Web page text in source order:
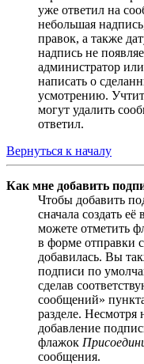
уже ответил на
небольшая
правок, а также
надпись не
администратор
написать о
усмотрению.
могут удалить
ответил.
Вернуться к началу
Как мне добавить
Чтобы добавить
сначала создать
можете отметить
в форме отправки
добавилась. Вы
подписи по
сделав
сообщений»
разделе. Несмотря
добавление
флажок
сообщения.